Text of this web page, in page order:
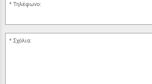
Τηλέφωνο:
Σχόλια: